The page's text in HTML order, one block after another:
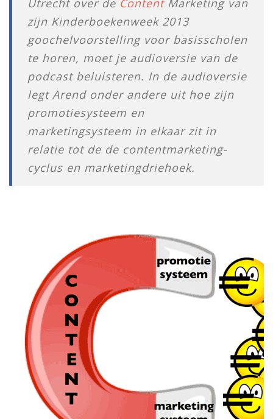
Utrecht over de ContentMarketing van
zijn Kinderboekenweek 2013
goochelvoorstelling voor basisscholen
te horen, moet je audioversie van de
podcast beluisteren. In de audioversie
legt Arend onder andere uit hoe zijn
promotiesysteem en
marketingsysteem in elkaar zit in
relatie tot de de contentmarketing-
cyclus en marketingdriehoek.